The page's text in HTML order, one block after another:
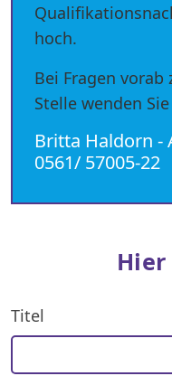
hoch.
Bei Fragen vorab
Stelle wenden
Britta Haldorn -
0561/ 57005-22
Titel